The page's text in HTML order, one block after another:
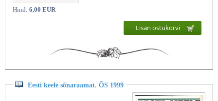
Hind: 6,00 EUR
Lisan ostukorvi
Eesti keele sõnaraamat. ÕS 1999